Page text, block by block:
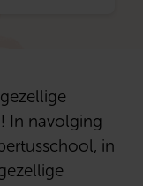
In navolging
in